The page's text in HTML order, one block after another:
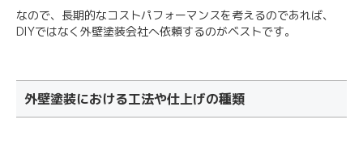
なので、長期的なコストパフォーマンスを考えるのであれば、
DIYではなく外壁塗装会社へ依頼するのがベストです。
外壁塗装における工法や仕上げの種類